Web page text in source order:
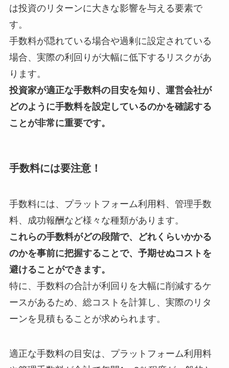
は投資のリターンに大きな影響を与える要素で
す。
手数料が隠れている場合や過剰に設定されている
場合、実際の利回りが大幅に低下するリスクがあ
ります。
投資家が適正な手数料の目安を知り、運営会社が
どのように手数料を設定しているのかを確認する
ことが非常に重要です。
手数料には要注意！
手数料には、プラットフォーム利用料、管理手数
料、成功報酬など様々な種類があります。
これらの手数料がどの段階で、どれくらいかかる
のかを事前に把握することで、予期せぬコストを
避けることができます。
特に、手数料の合計が利回りを大幅に削減するケ
ースがあるため、総コストを計算し、実際のリタ
ーンを見積もることが求められます。
適正な手数料の目安は、プラットフォーム利用料